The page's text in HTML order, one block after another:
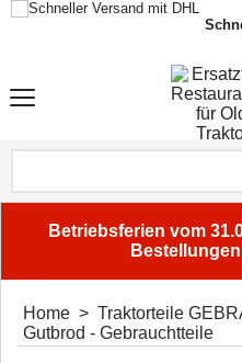
Betriebsferien vom
Home > Traktorteile
Gutbrod - Gebrauchtteile